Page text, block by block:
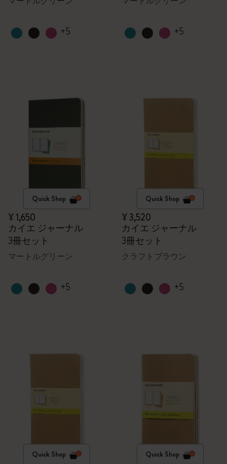
+5 +5
Quick Shop
¥ 1,650
カイエ ジャーナル
3冊セット
マートルグリーン
+5
Quick Shop
¥ 3,520
カイエ ジャーナル
3冊セット
クラフトブラウン
+5
Quick Shop Quick Shop